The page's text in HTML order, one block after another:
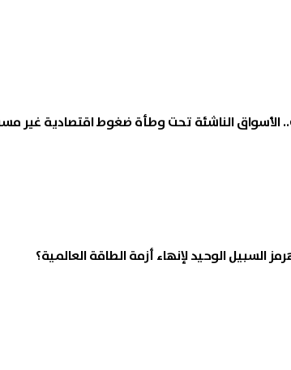
الأسواق الناشئة تحت وطأة ضغوط اقتصادية غير
السبيل الوحيد لإنهاء أزمة الطاقة العالمية؟
رئيس الوحدة المحلية بقرية
أثناء حملة إزالة تعديات في
إسرائيلي في